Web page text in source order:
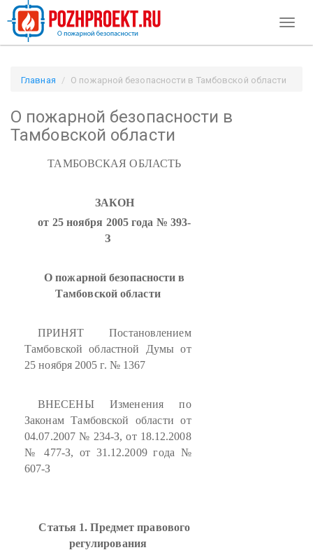
Главная
О пожарной безопасности в Тамбовской области
О пожарной безопасности в
Тамбовской области
ТАМБОВСКАЯ ОБЛАСТЬ
ЗАКОН
от 25 ноября 2005 года № 393-
З
О пожарной безопасности в
Тамбовской области
ПРИНЯТ Постановлением
Тамбовской областной Думы от
25 ноября 2005 г. № 1367
ВНЕСЕНЫ Изменения по
Законам Тамбовской области от
04.07.2007 № 234-З, от 18.12.2008
№ 477-З, от 31.12.2009 года №
607-З
Статья 1. Предмет правового
регулирования